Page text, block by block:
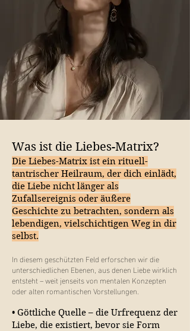
Was ist die Liebes-Matrix?
Die Liebes-Matrix ist ein rituell-
tantrischer Heilraum, der dich einlädt,
die Liebe nicht länger als
Zufallsereignis oder äußere
Geschichte zu betrachten, sondern als
lebendigen, vielschichtigen Weg in dir
selbst.
In diesem geschützten Feld erforschen wir die
unterschiedlichen Ebenen, aus denen Liebe wirklich
entsteht – weit jenseits von mentalen Konzepten
oder alten romantischen Vorstellungen.
• Göttliche Quelle – die Urfrequenz der
Liebe, die existiert, bevor sie Form